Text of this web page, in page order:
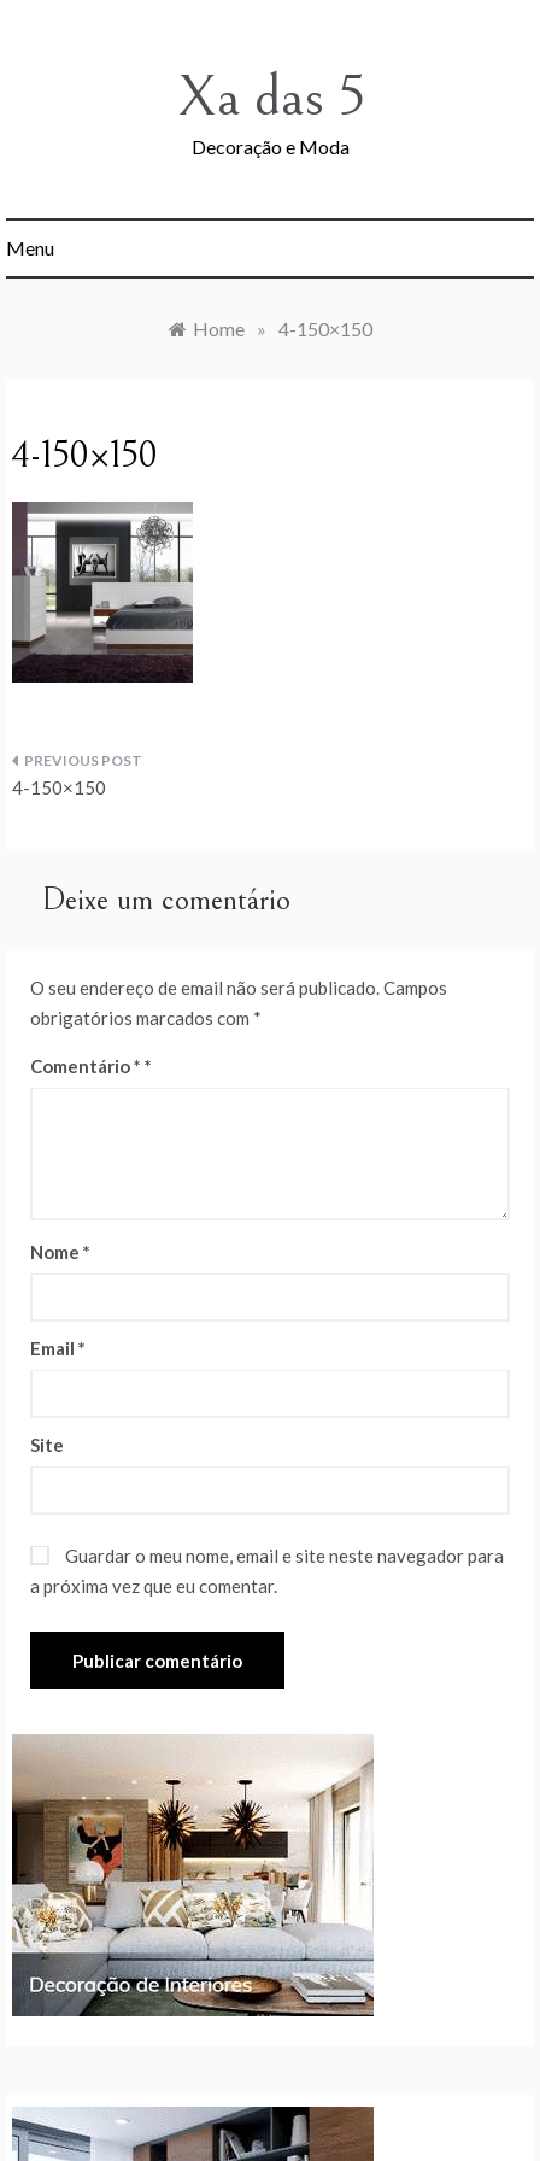
Xa das 5
Decoração e Moda
Menu
Home » 4-150×150
4-150×150
Navegação
artigos
4-150×150
Deixe um comentário
O seu endereço de email não será publicado.Campos
obrigatórios marcados com *
Comentário*
Nome *
Email *
Site
Guardar o meu nome, email e site neste navegador para
a próxima vez que eu comentar.